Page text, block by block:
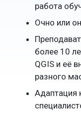
работа
Очно или
более 10
QGIS и её
разного
Адаптация